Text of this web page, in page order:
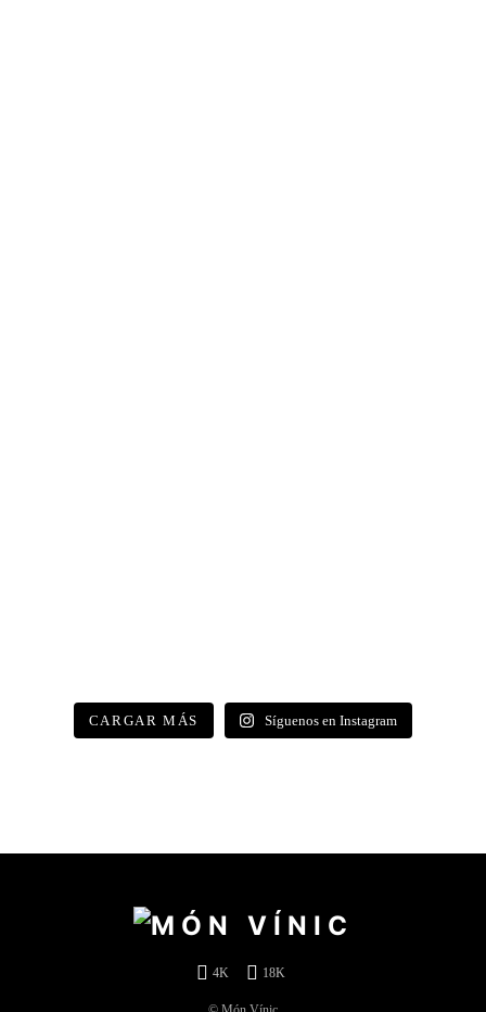
CARGAR MÁS Síguenos en Instagram
4K 18K